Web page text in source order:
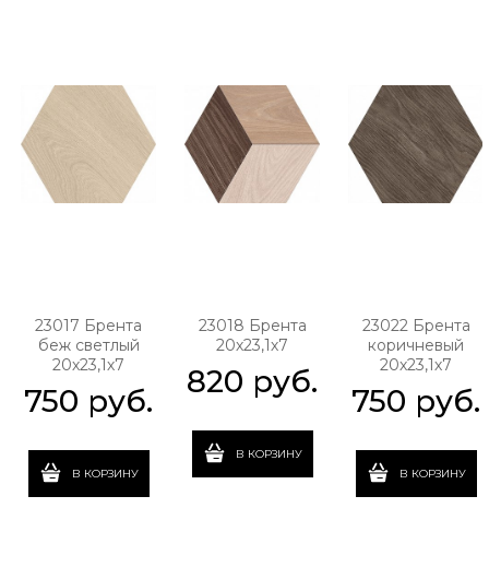
23017 Брента
беж светлый
20х23,1х7
750 руб.
В КОРЗИНУ
23018 Брента
20х23,1х7
820 руб.
В КОРЗИНУ
23022 Брента
коричневый
20х23,1х7
750 руб.
В КОРЗИНУ